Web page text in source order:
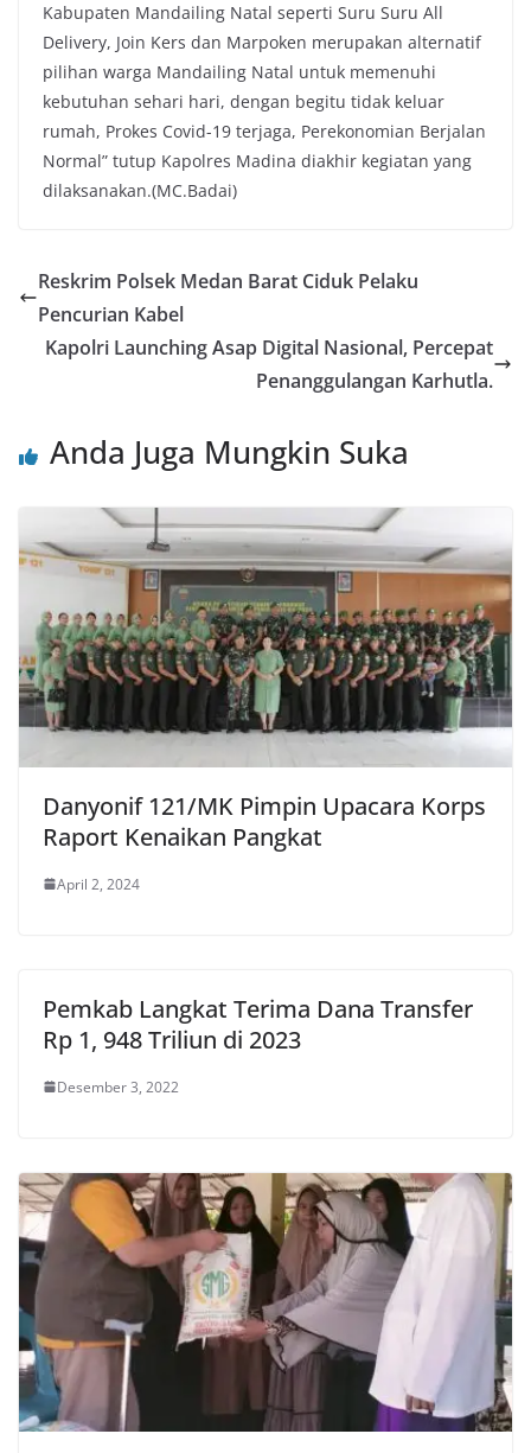
Kabupaten Mandailing Natal seperti Suru Suru All
Delivery, Join Kers dan Marpoken merupakan alternatif
pilihan warga Mandailing Natal untuk memenuhi
kebutuhan sehari hari, dengan begitu tidak keluar
rumah, Prokes Covid-19 terjaga, Perekonomian Berjalan
Normal” tutup Kapolres Madina diakhir kegiatan yang
dilaksanakan.(MC.Badai)
Reskrim Polsek Medan Barat Ciduk Pelaku
Pencurian Kabel
Kapolri Launching Asap Digital Nasional, Percepat
Penanggulangan Karhutla.
Anda Juga Mungkin Suka
Danyonif 121/MK Pimpin Upacara Korps
Raport Kenaikan Pangkat
April 2, 2024
Pemkab Langkat Terima Dana Transfer
Rp 1, 948 Triliun di 2023
Desember 3, 2022